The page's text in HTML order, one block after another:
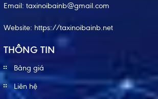
Email: taxinoibainb@gmail.com
Website: https://taxinoibainb.net
THÔNG TIN
Bảng giá
Liên hệ